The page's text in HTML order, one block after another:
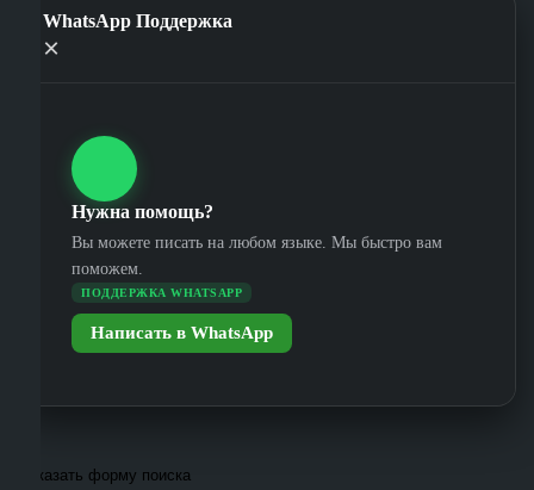
WhatsApp Поддержка
×
Нужна помощь?
Вы можете писать на любом языке. Мы быстро вам
поможем.
ПОДДЕРЖКА WHATSAPP
Написать в WhatsApp
Показать форму поиска